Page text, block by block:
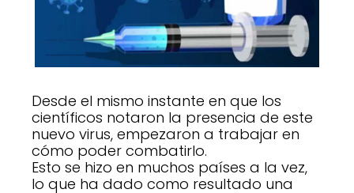
Desde el mismo instante en que los
científicos notaron la presencia de este
nuevo virus, empezaron a trabajar en
cómo poder combatirlo.
Esto se hizo en muchos países a la vez,
lo que ha dado como resultado una